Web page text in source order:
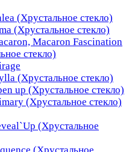
(Хрустальное стекло)
(Хрустальное стекло)
Macaron Fascination
стекло)
(Хрустальное стекло)
up (Хрустальное стекло)
(Хрустальное стекло)
(Хрустальное